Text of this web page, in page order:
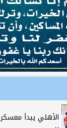
الأهلي يبدأ معسكر